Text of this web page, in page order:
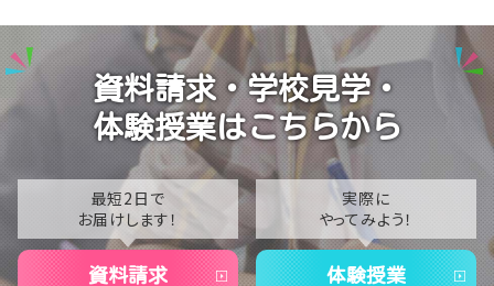
【福岡】北九州スクーリング👨🏻‍🏫
【福岡】高校で鉄道が学べる学校があるってホント！？
2025
2024
2023
2021
2020
資料請求・学校見学・
体験授業はこちらから
最短2日で
お届けします！
資料請求
実際に
やってみよう！
体験授業